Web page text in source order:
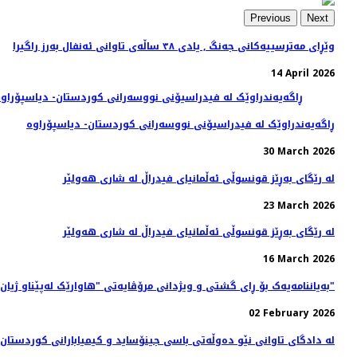
Previous Next
وێڕای مەترسییەكانی جەنگ , یادی ٣٨ ساڵەی تاوانی ئەنفال بەرز راگیرا
14 April 2026
ڕاگەیەندراوێک لە فیدراسیۆنی نووسەرانی کوردستان- دیاسپۆراوە
30 March 2026
له‌ رێگای به‌ڕێز قونسوڵی ئه‌ڵمانیای فیدراڵ له‌ شاری هه‌ولێر
23 March 2026
له‌ رێگای به‌ڕێز قونسوڵی ئه‌ڵمانیای فیدراڵ له‌ شاری هه‌ولێر
16 March 2026
بەیاننامەیەک بۆ ڕای گشتی و ویژدانی مرۆڤایەتی "هاوارێک لەپێناو ژیان و شکاندنی بێدەنگی"
02 February 2026
لە دادگای تاوانی نێو دەوڵەتی باسی جینۆساید و كیمیابارانی